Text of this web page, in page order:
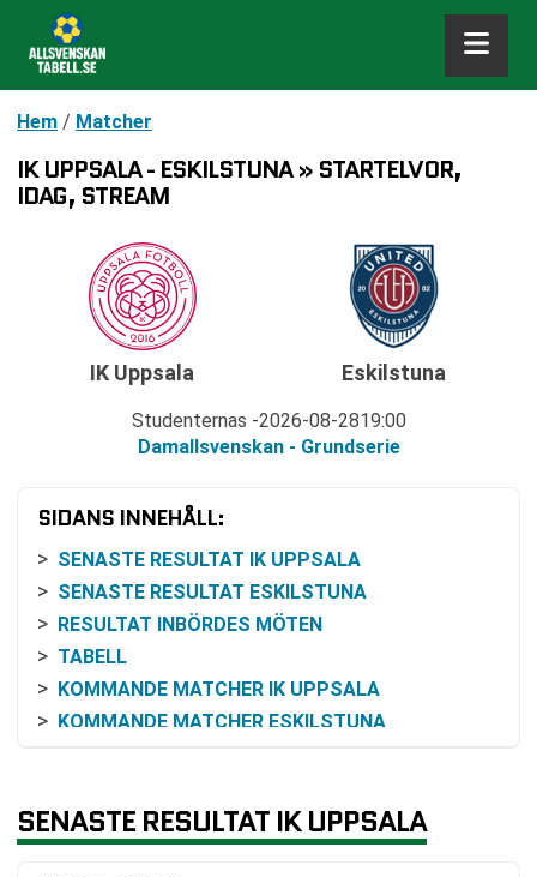
Hem / Matcher
IK UPPSALA - ESKILSTUNA » STARTELVOR,
IDAG, STREAM
IK Uppsala
Studenternas 2026-08-2819:00
Damallsvenskan - Grundserie
Eskilstuna
SIDANS INNEHÅLL:
SENASTE RESULTAT IK UPPSALA
SENASTE RESULTAT ESKILSTUNA
RESULTAT INBÖRDES MÖTEN
TABELL
KOMMANDE MATCHER IK UPPSALA
KOMMANDE MATCHER ESKILSTUNA
SENASTE RESULTAT IK UPPSALA